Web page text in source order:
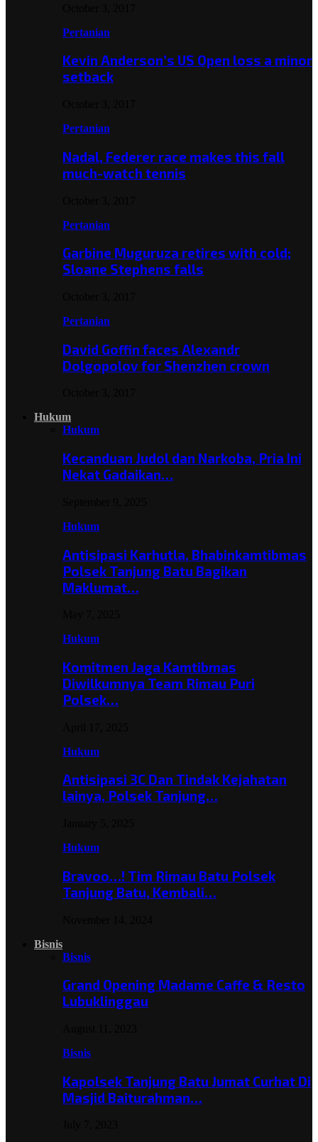
Pertanian
Kevin Anderson’s US Open loss a minor
setback
Pertanian
Nadal, Federer race makes this fall
much-watch tennis
Pertanian
Garbine Muguruza retires with cold;
Sloane Stephens falls
Pertanian
David Goffin faces Alexandr
Dolgopolov for Shenzhen crown
Hukum
Hukum
Kecanduan Judol dan Narkoba, Pria Ini
Nekat Gadaikan…
Hukum
Antisipasi Karhutla, Bhabinkamtibmas
Polsek Tanjung Batu Bagikan
Maklumat…
Hukum
Komitmen Jaga Kamtibmas
Diwilkumnya Team Rimau Puri
Polsek…
Hukum
Antisipasi 3C Dan Tindak Kejahatan
lainya, Polsek Tanjung…
Hukum
Bravoo…! Tim Rimau Batu Polsek
Tanjung Batu, Kembali…
Bisnis
Bisnis
Grand Opening Madame Caffe & Resto
Lubuklinggau
Bisnis
Kapolsek Tanjung Batu Jumat Curhat Di
Masjid Baiturahman…